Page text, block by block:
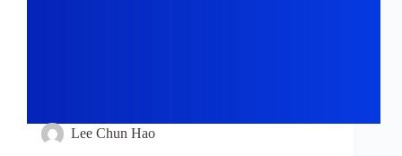
Lee Chun Hao